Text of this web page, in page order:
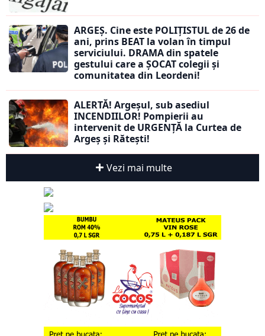
ARGEȘ. Cine este POLIȚISTUL de 26 de
ani, prins BEAT la volan în timpul
serviciului. DRAMA din spatele
gestului care a ȘOCAT colegii și
comunitatea din Leordeni!
ALERTĂ! Argeșul, sub asediul
INCENDIILOR! Pompierii au
intervenit de URGENȚĂ la Curtea de
Argeș și Rătești!
Vezi mai multe